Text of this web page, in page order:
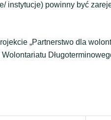
instytucje) powinny być
„Partnerstwo dla